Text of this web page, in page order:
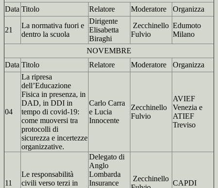
Data Titolo Relatore Moderatore Organizza
21
La normativa fuori e
dentro la scuola
Dirigente
Elisabetta
Biraghi
Zecchinello
Fulvio
Edumoto
Milano
NOVEMBRE
Data Titolo Relatore Moderatore Organizza
04
La ripresa
dell’Educazione
Fisica in presenza, in
DAD, in DDI in
tempo di covid-19:
come muoversi tra
protocolli di
sicurezza e incertezze
organizzative.
Carlo Carra
e Lucia
Innocente
Zecchinello
Fulvio
AVIEF
Venezia e
ATIEF
Treviso
11
Le responsabilità
civili verso terzi in
Delegato di
Anglo
Lombarda
Insurance
Zecchinello
CAPDI